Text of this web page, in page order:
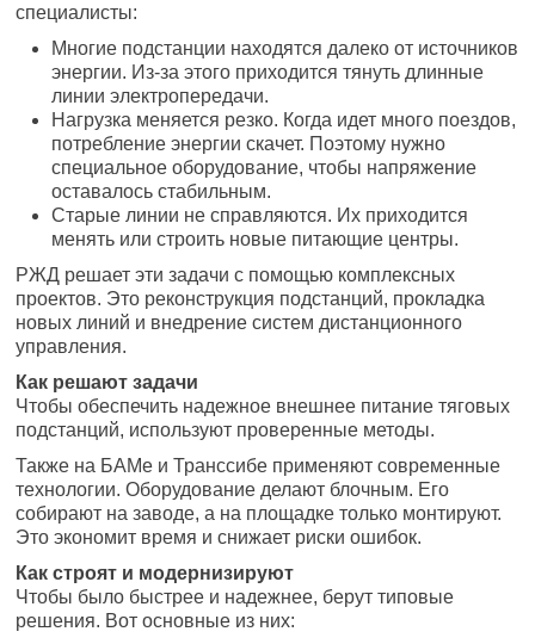
специалисты:
Многие подстанции находятся далеко от источников
энергии. Из-за этого приходится тянуть длинные
линии электропередачи.
Нагрузка меняется резко. Когда идет много поездов,
потребление энергии скачет. Поэтому нужно
специальное оборудование, чтобы напряжение
оставалось стабильным.
Старые линии не справляются. Их приходится
менять или строить новые питающие центры.
РЖД решает эти задачи с помощью комплексных
проектов. Это реконструкция подстанций, прокладка
новых линий и внедрение систем дистанционного
управления.
Как решают задачи
Чтобы обеспечить надежное внешнее питание тяговых
подстанций, используют проверенные методы.
Также на БАМе и Транссибе применяют современные
технологии. Оборудование делают блочным. Его
собирают на заводе, а на площадке только монтируют.
Это экономит время и снижает риски ошибок.
Как строят и модернизируют
Чтобы было быстрее и надежнее, берут типовые
решения. Вот основные из них: